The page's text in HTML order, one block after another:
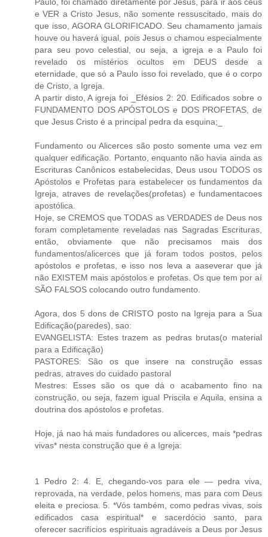
e VER a Cristo Jesus, não somente ressuscitado, mais do
que isso, AGORA GLORIFICADO. Seu chamamento jamais
houve ou haverá igual, pois Jesus o chamou especialmente
para seu povo celestial, ou seja, a igreja e a Paulo foi
revelado os mistérios ocultos em DEUS desde a
eternidade, que só a Paulo isso foi revelado, que é o corpo
de Cristo, a Igreja.
A partir disto, A igreja foi _Efésios 2: 20. Edificados sobre o
FUNDAMENTO DOS APÓSTOLOS e DOS PROFETAS, de
que Jesus Cristo é a principal pedra da esquina;_
Fundamento ou Alicerces são posto somente uma vez em
qualquer edificação. Portanto, enquanto não havia ainda as
Escrituras Canônicos estabelecidas, Deus usou TODOS os
Apóstolos e Profetas para estabelecer os fundamentos da
Igreja, atraves de revelações(profetas) e fundamentacoes
apostólica.
Hoje, se CREMOS que TODAS as VERDADES de Deus nos
foram completamente reveladas nas Sagradas Escrituras,
então, obviamente que não precisamos mais dos
fundamentos/alicerces que já foram todos postos, pelos
apóstolos e profetas, e isso nos leva a aaseverar que já
não EXISTEM mais apóstolos e profetas. Os que tem por aí
SÃO FALSOS colocando outro fundamento.
Agora, dos 5 dons de CRISTO posto na Igreja para a Sua
Edificação(paredes), sao:
EVANGELISTA: Estes trazem as pedras brutas(o material
para a Edificação)
PASTORES: São os que insere na construção essas
pedras, atraves do cuidado pastoral
Mestres: Esses são os que dá o acabamento fino na
construção, ou seja, fazem igual Priscila e Aquila, ensina a
doutrina dos apóstolos e profetas.
Hoje, já nao há mais fundadores ou alicerces, mais *pedras
vivas* nesta construção que é a Igreja:
1 Pedro 2: 4. E, chegando-vos para ele — pedra viva,
reprovada, na verdade, pelos homens, mas para com Deus
eleita e preciosa. 5. *Vós também, como pedras vivas, sois
edificados casa espiritual* e sacerdócio santo, para
oferecer sacrifícios espirituais agradáveis a Deus por Jesus